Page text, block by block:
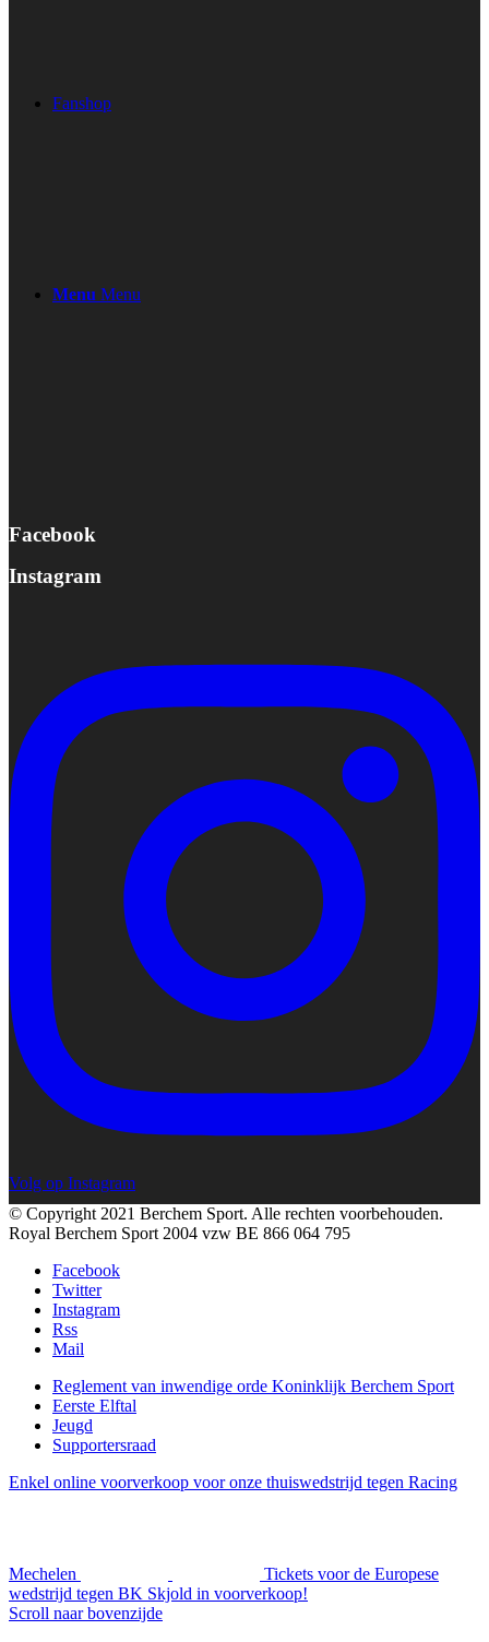
Fanshop
Menu Menu
Facebook
Instagram
Volg op Instagram
© Copyright 2021 Berchem Sport. Alle rechten voorbehouden.
Royal Berchem Sport 2004 vzw BE 866 064 795
Facebook
Twitter
Instagram
Rss
Mail
Reglement van inwendige orde Koninklijk Berchem Sport
Eerste Elftal
Jeugd
Supportersraad
Enkel online voorverkoop voor onze thuiswedstrijd tegen Racing
Mechelen
Tickets voor de Europese
wedstrijd tegen BK Skjold in voorverkoop!
Scroll naar bovenzijde